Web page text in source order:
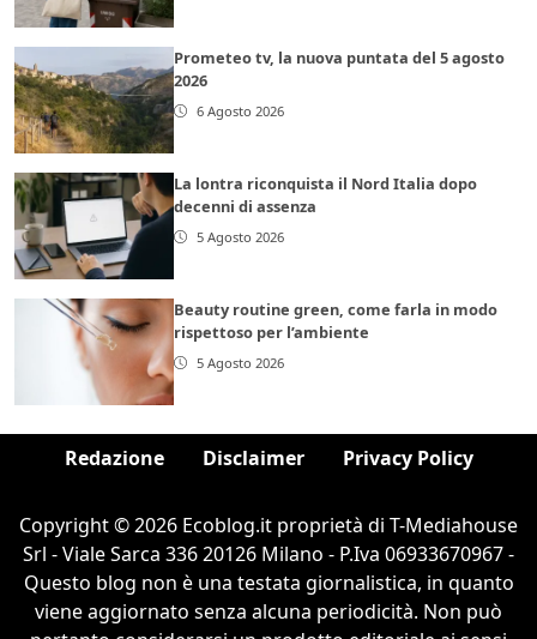
Prometeo tv, la nuova puntata del 5 agosto
2026
6 Agosto 2026
La lontra riconquista il Nord Italia dopo
decenni di assenza
5 Agosto 2026
Beauty routine green, come farla in modo
rispettoso per l’ambiente
5 Agosto 2026
Redazione Disclaimer Privacy Policy
Copyright © 2026 Ecoblog.it proprietà di T-Mediahouse
Srl - Viale Sarca 336 20126 Milano - P.Iva 06933670967 -
Questo blog non è una testata giornalistica, in quanto
viene aggiornato senza alcuna periodicità. Non può